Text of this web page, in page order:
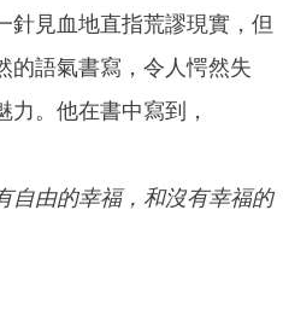
針見血地直指荒謬現實，但
的語氣書寫，令人愕然失
。他在書中寫到，
自由的幸福，和沒有幸福的